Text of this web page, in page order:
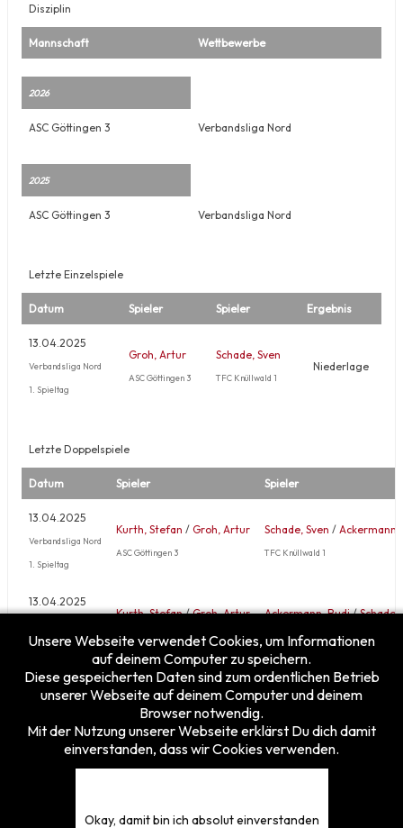
Disziplin
Mannschaft Wettbewerbe
2026
ASC Göttingen 3 Verbandsliga Nord
2025
ASC Göttingen 3 Verbandsliga Nord
Letzte Einzelspiele
Datum Spieler Spieler Ergebnis
13.04.2025
Verbandsliga Nord
1. Spieltag
Groh, Artur
ASC Göttingen 3
Schade, Sven
TFC Knüllwald 1
Niederlage
Letzte Doppelspiele
Datum Spieler Spieler
13.04.2025
Verbandsliga Nord
1. Spieltag
Kurth, Stefan / Groh, Artur
ASC Göttingen 3
Schade, Sven / Ackermann,
TFC Knüllwald 1
13.04.2025
1. Spieltag
Kurth, Stefan/Groh, Artur
ASC Göttingen 3
Ackermann, Rudi/Schade,
TFC Knüllwald 1
Besucherzähler
Heute
22
Diesen Monat
170
Unsere Webseite verwendet Cookies, um Informationen
auf deinem Computer zu speichern.
Diese gespeicherten Daten sind zum ordentlichen Betrieb
unserer Webseite auf deinem Computer und deinem
Browser notwendig.
Mit der Nutzung unserer Webseite erklärst Du dich damit
einverstanden, dass wir Cookies verwenden.
Okay, damit bin ich absolut einverstanden